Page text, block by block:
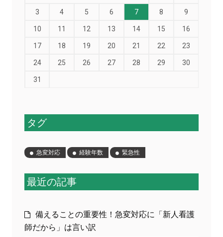
3 4 5 6 7 8 9
10 11 12 13 14 15 16
17 18 19 20 21 22 23
24 25 26 27 28 29 30
31
タグ
急変対応 経験年数 緊急性
最近の記事
備えることの重要性！急変対応に「新人看護
師だから」は言い訳